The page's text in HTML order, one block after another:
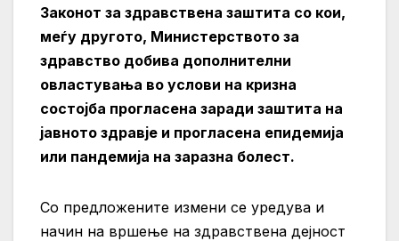
Законот за здравствена заштита со кои,
меѓу другото, Министерството за
здравство добива дополнителни
овластувања во услови на кризна
состојба прогласена заради заштита на
јавното здравје и прогласена епидемија
или пандемија на заразна болест.
Со предложените измени се уредува и
начин на вршење на здравствена дејност